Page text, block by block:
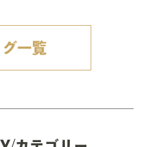
グ一覧